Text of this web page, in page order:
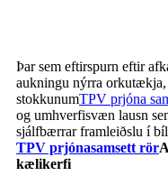
Þar sem eftirspurn eftir
aukningu nýrra
stokkunumTPV prjóna
og umhverfisvæn lausn
sjálfbærrar framleiðslu í
TPV prjónasamsett rörA
kælikerfi